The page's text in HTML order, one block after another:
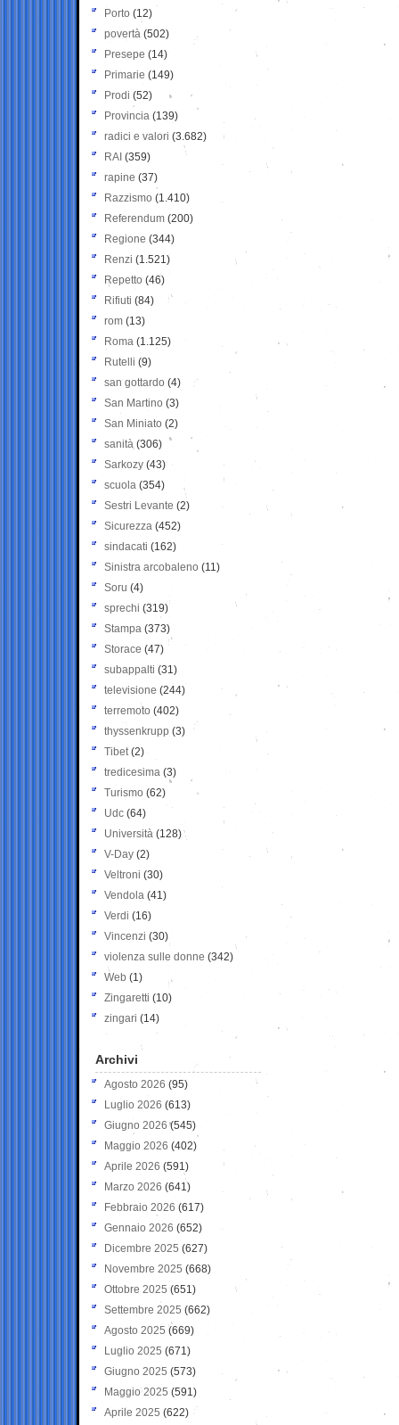
Porto (12)
povertà (502)
Presepe (14)
Primarie (149)
Prodi (52)
Provincia (139)
radici e valori (3.682)
RAI (359)
rapine (37)
Razzismo (1.410)
Referendum (200)
Regione (344)
Renzi (1.521)
Repetto (46)
Rifiuti (84)
rom (13)
Roma (1.125)
Rutelli (9)
san gottardo (4)
San Martino (3)
San Miniato (2)
sanità (306)
Sarkozy (43)
scuola (354)
Sestri Levante (2)
Sicurezza (452)
sindacati (162)
Sinistra arcobaleno (11)
Soru (4)
sprechi (319)
Stampa (373)
Storace (47)
subappalti (31)
televisione(244)
terremoto (402)
thyssenkrupp (3)
Tibet(2)
tredicesima (3)
Turismo (62)
Udc (64)
Università (128)
V-Day (2)
Veltroni (30)
Vendola (41)
Verdi (16)
Vincenzi (30)
violenza sulle donne (342)
Web (1)
Zingaretti (10)
zingari (14)
Archivi
Agosto 2026 (95)
Luglio 2026 (613)
Giugno 2026 (545)
Maggio 2026 (402)
Aprile 2026 (591)
Marzo 2026 (641)
Febbraio 2026 (617)
Gennaio 2026 (652)
Dicembre 2025 (627)
Novembre 2025 (668)
Ottobre 2025 (651)
Settembre 2025 (662)
Agosto 2025 (669)
Luglio 2025 (671)
Giugno 2025 (573)
Maggio 2025 (591)
Aprile 2025 (622)